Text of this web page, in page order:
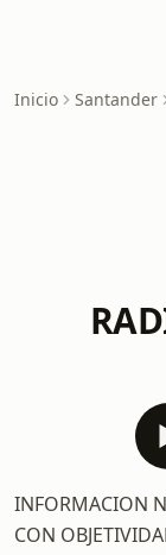
Inicio Santander
INFORMACION
CON